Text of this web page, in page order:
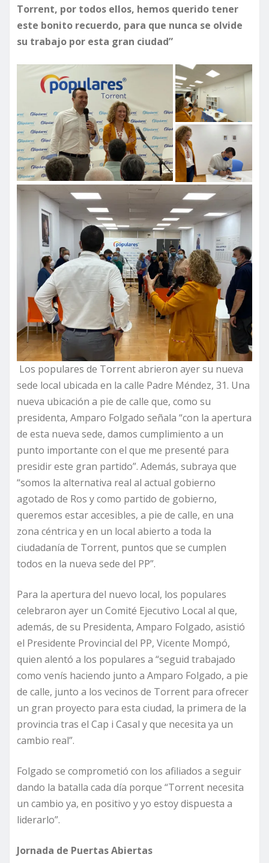
Torrent, por todos ellos, hemos querido tener
este bonito recuerdo, para que nunca se olvide
su trabajo por esta gran ciudad”
Los populares de Torrent abrieron ayer su nueva
sede local ubicada en la calle Padre Méndez, 31. Una
nueva ubicación a pie de calle que, como su
presidenta, Amparo Folgado señala “con la apertura
de esta nueva sede, damos cumplimiento a un
punto importante con el que me presenté para
presidir este gran partido”. Además, subraya que
“somos la alternativa real al actual gobierno
agotado de Ros y como partido de gobierno,
queremos estar accesibles, a pie de calle, en una
zona céntrica y en un local abierto a toda la
ciudadanía de Torrent, puntos que se cumplen
todos en la nueva sede del PP”.
Para la apertura del nuevo local, los populares
celebraron ayer un Comité Ejecutivo Local al que,
además, de su Presidenta, Amparo Folgado, asistió
el Presidente Provincial del PP, Vicente Mompó,
quien alentó a los populares a “seguid trabajado
como venís haciendo junto a Amparo Folgado, a pie
de calle, junto a los vecinos de Torrent para ofrecer
un gran proyecto para esta ciudad, la primera de la
provincia tras el Cap i Casal y que necesita ya un
cambio real”.
Folgado se comprometió con los afiliados a seguir
dando la batalla cada día porque “Torrent necesita
un cambio ya, en positivo y yo estoy dispuesta a
liderarlo”.
Jornada de Puertas Abiertas